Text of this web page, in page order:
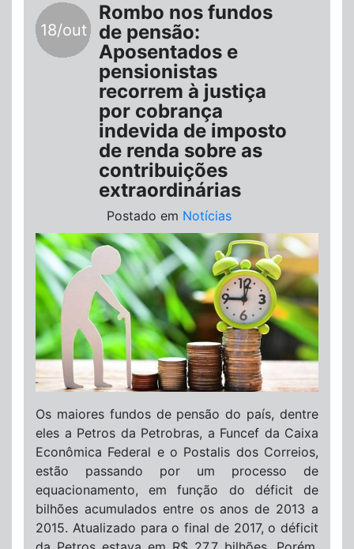
18/out
Rombo nos fundos
de pensão:
Aposentados e
pensionistas
recorrem à justiça
por cobrança
indevida de imposto
de renda sobre as
contribuições
extraordinárias
Postado em Notícias
Os maiores fundos de pensão do país, dentre
eles a Petros da Petrobras, a Funcef da Caixa
Econômica Federal e o Postalis dos Correios,
estão passando por um processo de
equacionamento, em função do déficit de
bilhões acumulados entre os anos de 2013 a
2015. Atualizado para o final de 2017, o déficit